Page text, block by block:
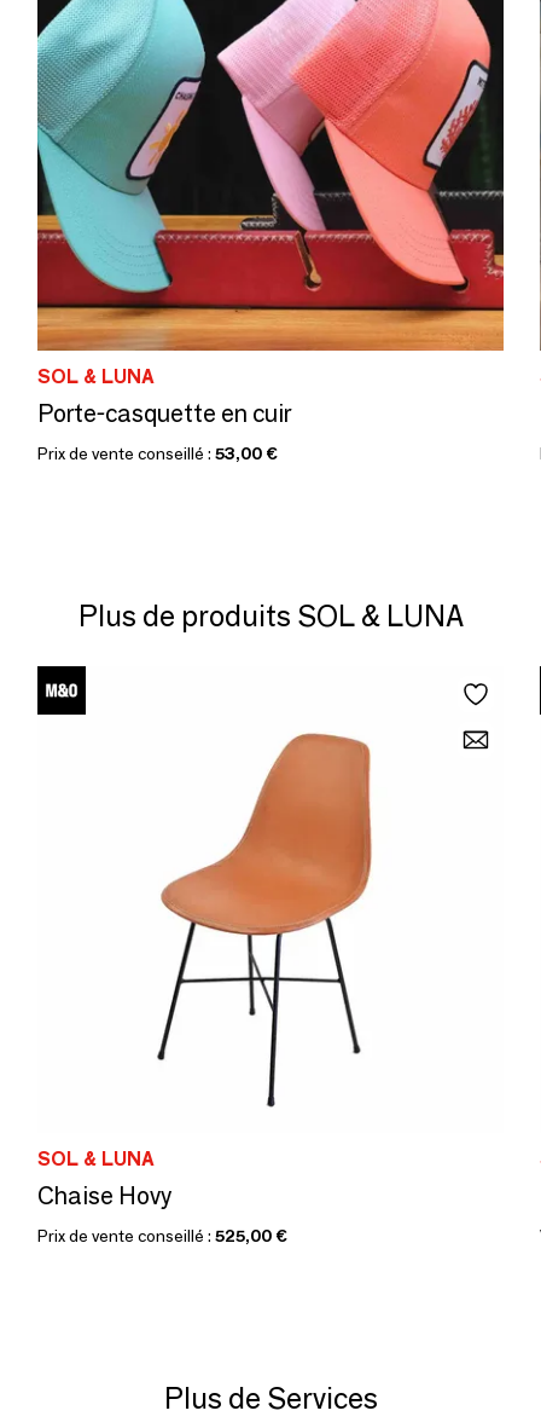
SOL & LUNA
Porte-casquette en cuir
Prix de vente conseillé : 53,00 €
Plus de produits SOL & LUNA
SOL & LUNA
Chaise Hovy
Prix de vente conseillé : 525,00 €
Plus de Services